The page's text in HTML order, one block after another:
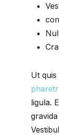
Ut quis
ligula.